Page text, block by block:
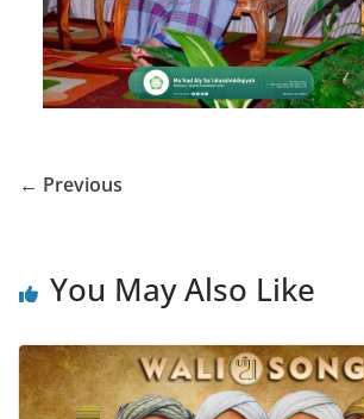
← Previous
You May Also Like